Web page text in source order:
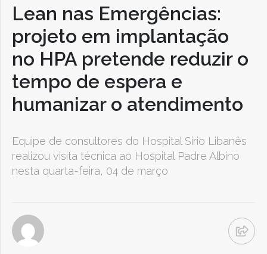
Lean nas Emergências:
projeto em implantação
no HPA pretende reduzir o
tempo de espera e
humanizar o atendimento
Equipe de consultores do Hospital Sírio Libanês
realizou visita técnica ao Hospital Padre Albino
nesta quarta-feira, 04 de março